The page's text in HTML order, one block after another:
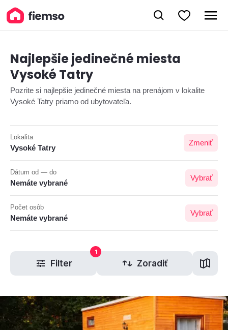
Najlepšie jedinečné miesta
Vysoké Tatry
Pozrite si najlepšie jedinečné miesta na prenájom v lokalite
Vysoké Tatry priamo od ubytovateľa.
Lokalita
Vysoké Tatry
Zmeniť
Dátum od — do
Nemáte vybrané
Vybrať
Počet osôb
Nemáte vybrané
Vybrať
Filter
1
Zoradiť